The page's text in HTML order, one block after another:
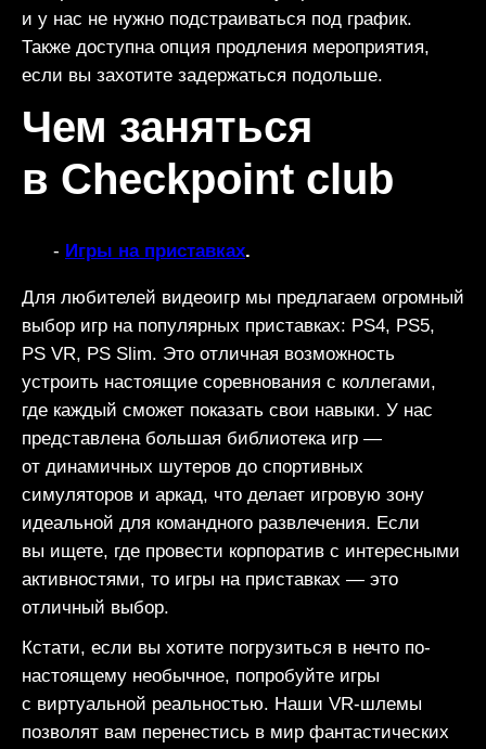
и у нас не нужно подстраиваться под график.
Также доступна опция продления мероприятия,
если вы захотите задержаться подольше.
Чем заняться
в Checkpoint club
Игры на приставках.
Для любителей видеоигр мы предлагаем огромный
выбор игр на популярных приставках: PS4, PS5,
PS VR, PS Slim. Это отличная возможность
устроить настоящие соревнования с коллегами,
где каждый сможет показать свои навыки. У нас
представлена большая библиотека игр —
от динамичных шутеров до спортивных
симуляторов и аркад, что делает игровую зону
идеальной для командного развлечения. Если
вы ищете, где провести корпоратив с интересными
активностями, то игры на приставках — это
отличный выбор.
Кстати, если вы хотите погрузиться в нечто по-
настоящему необычное, попробуйте игры
с виртуальной реальностью. Наши VR-шлемы
позволят вам перенестись в мир фантастических